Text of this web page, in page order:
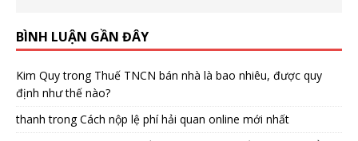
BÌNH LUẬN GẦN ĐÂY
Kim Quytrong Thuế TNCN bán nhà là bao nhiêu, được quy
định như thế nào?
thanh trongCách nộp lệ phí hải quan online mới nhất